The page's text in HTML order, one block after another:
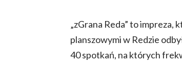
„zGrana Reda” to impreza,
planszowymi w Redzie
40 spotkań, na których